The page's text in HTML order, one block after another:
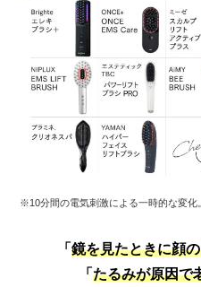
※10分間の電気刺激による一時的な変化
「 鏡を見たときに顔
「 たるみが原因で